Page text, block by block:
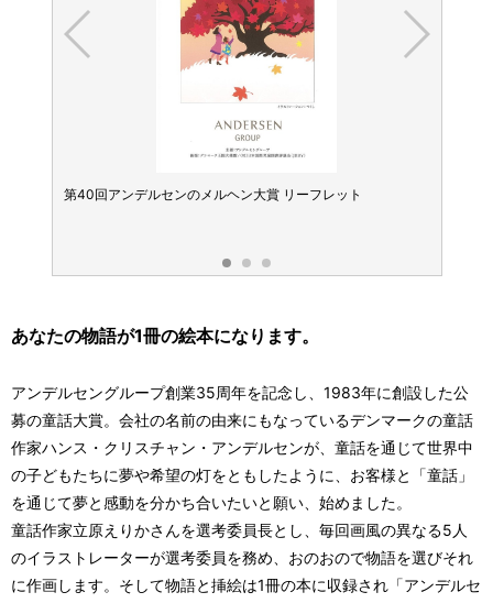
第40回アンデルセンのメルヘン大賞 リーフレット
あなたの物語が1冊の絵本になります。
アンデルセングループ創業35周年を記念し、1983年に創設した公
募の童話大賞。会社の名前の由来にもなっているデンマークの童話
作家ハンス・クリスチャン・アンデルセンが、童話を通じて世界中
の子どもたちに夢や希望の灯をともしたように、お客様と「童話」
を通じて夢と感動を分かち合いたいと願い、始めました。
童話作家立原えりかさんを選考委員長とし、毎回画風の異なる5人
のイラストレーターが選考委員を務め、おのおので物語を選びそれ
に作画します。そして物語と挿絵は1冊の本に収録され「アンデルセ